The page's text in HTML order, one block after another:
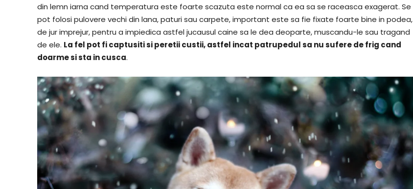
din lemn iarna cand temperatura este foarte scazuta este normal ca ea sa se raceasca exagerat. Se
pot folosi pulovere vechi din lana, paturi sau carpete, important este sa fie fixate foarte bine in podea,
de jur imprejur, pentru a impiedica astfel jucausul caine sa le dea deoparte, muscandu-le sau tragand
de ele. La fel pot fi captusiti si peretii custii, astfel incat patrupedul sa nu sufere de frig cand
doarme si sta in cusca.